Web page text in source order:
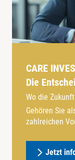
CARE
Die
Wo die
Gehören Sie
zahlreichen
Jetzt